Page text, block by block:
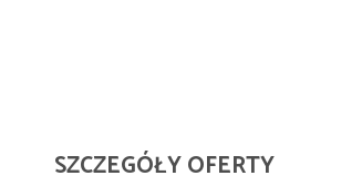
SZCZEGÓŁY OFERTY